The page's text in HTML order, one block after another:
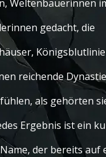
Weltenbauerinnen
gedacht, die
reichende
als gehörten
Ergebnis ist ein
der bereits auf